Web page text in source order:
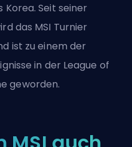
Seit seiner
das MSI Turnier
ist zu einem der
in der League of
geworden.